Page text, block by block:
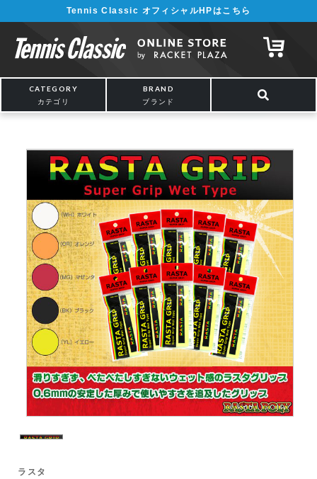
¥5,000以上の購入で送料無料!! 詳しくは こちら
Tennis Classic オフィシャルHPはこちら
CATEGORY
カテゴリ
BRAND
ブランド
ラスタ